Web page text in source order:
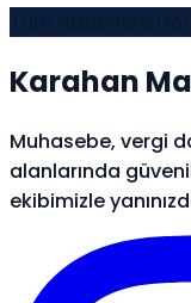
Karahan
Muhasebe, vergi
alanlarında
ekibimizle